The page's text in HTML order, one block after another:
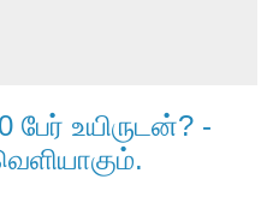
உயிருடன்? -